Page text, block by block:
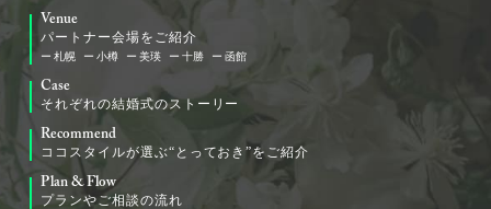
Venue
パートナー会場をご紹介
札幌 小樽 美瑛 十勝 函館
Case
それぞれの結婚式のストーリー
Recommend
ココスタイルが選ぶ“とっておき”をご紹介
Plan & Flow
プランやご相談の流れ